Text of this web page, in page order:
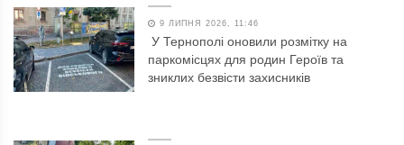
9 ЛИПНЯ 2026, 11:46
У Тернополі оновили розмітку на
паркомісцях для родин Героїв та
зниклих безвісти захисників